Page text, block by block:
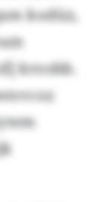
kodüz,
krosbb.